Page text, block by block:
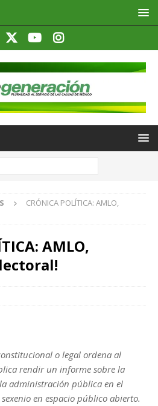
CRÓNICA POLÍTICA: AMLO,
AMLO,
o legal ordena al
rendir un informe sobre la
administración pública en el
en espacio público abierto.